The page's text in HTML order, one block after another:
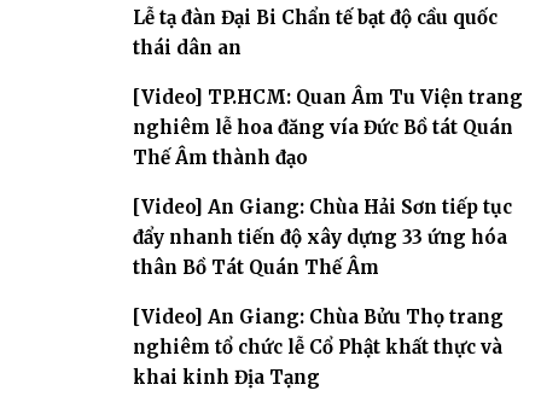
Lễ tạ đàn Đại Bi Chẩn tế bạt độ cầu quốc
thái dân an
[Video] TP.HCM: Quan Âm Tu Viện trang
nghiêm lễ hoa đăng vía Đức Bồ tát Quán
Thế Âm thành đạo
[Video] An Giang: Chùa Hải Sơn tiếp tục
đẩy nhanh tiến độ xây dựng 33 ứng hóa
thân Bồ Tát Quán Thế Âm
[Video] An Giang: Chùa Bửu Thọ trang
nghiêm tổ chức lễ Cổ Phật khất thực và
khai kinh Địa Tạng